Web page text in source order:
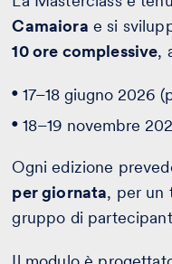
Camaiora e si
10 ore complessive,
17–18 giugno 2026
18–19 novembre
Ogni edizione
per giornata, per un
gruppo di